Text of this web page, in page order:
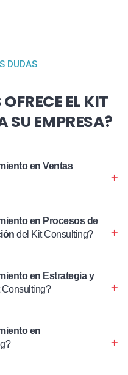
DUDAS
EL KIT
SU EMPRESA?
en Ventas
en Procesos de
del Kit Consulting?
en Estrategia y
en